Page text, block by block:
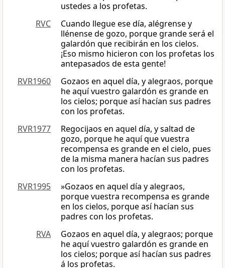
ustedes a los profetas.
RVC
Cuando llegue ese día, alégrense y
llénense de gozo, porque grande será el
galardón que recibirán en los cielos.
¡Eso mismo hicieron con los profetas los
antepasados de esta gente!
RVR1960
Gozaos en aquel día, y alegraos, porque
he aquí vuestro galardón es grande en
los cielos; porque así hacían sus padres
con los profetas.
RVR1977
Regocijaos en aquel día, y saltad de
gozo, porque he aquí que vuestra
recompensa es grande en el cielo, pues
de la misma manera hacían sus padres
con los profetas.
RVR1995
»Gozaos en aquel día y alegraos,
porque vuestra recompensa es grande
en los cielos, porque así hacían sus
padres con los profetas.
RVA
Gozaos en aquel día, y alegraos; porque
he aquí vuestro galardón es grande en
los cielos; porque así hacían sus padres
á los profetas.